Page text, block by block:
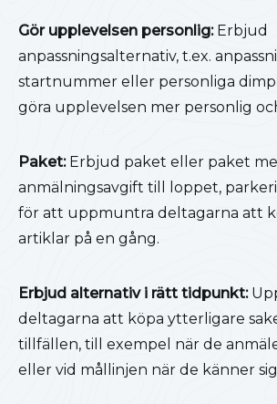
Gör upplevelsen personlig:Erbjud
anpassningsalternativ, t.ex.
startnummer eller personliga
göra upplevelsen mer personlig
Paket:Erbjud paket eller paket
anmälningsavgift till loppet,
för att uppmuntra deltagarna att
artiklar på en gång.
Erbjud alternativ i rätt tidpunkt:
deltagarna att köpa ytterligare
tillfällen, till exempel när de
eller vid mållinjen när de känner